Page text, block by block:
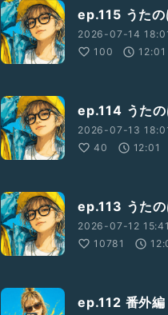
ep.115 うた
2026-07-14
100
12:01
ep.114 うた
2026-07-13
40
12:01
ep.113 うた
2026-07-12
10781
ep.112 番外